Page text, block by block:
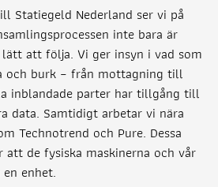
Statiegeld Nederland ser vi på
inte bara är
att följa. Vi ger insyn i vad som
och burk – från mottagning till
inblandade parter har tillgång till
data. Samtidigt arbetar vi nära
Technotrend och Pure. Dessa
att de fysiska maskinerna och vår
enhet.